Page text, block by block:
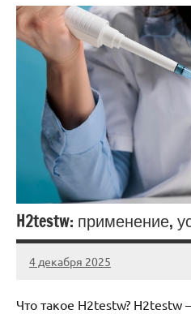
H2testw: применение,
4 декабря 2025
Avtor
Нет
Что такое H2testw? H2testw